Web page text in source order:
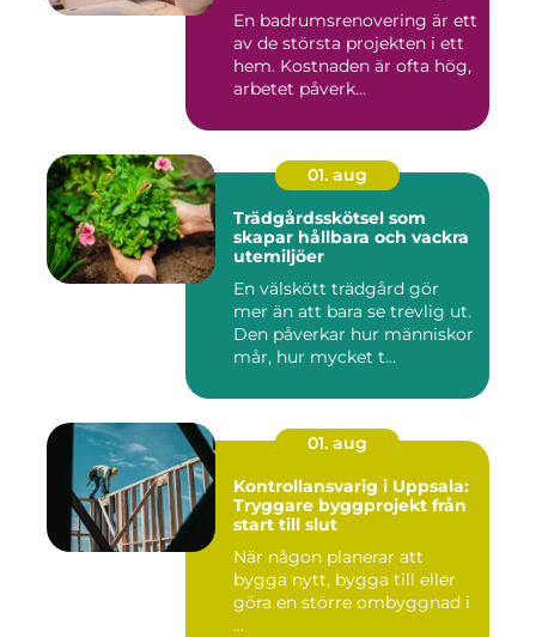
En badrumsrenovering är ett
av de största projekten i ett
hem. Kostnaden är ofta hög,
arbetet påverk...
01. aug
Trädgårdsskötsel som
skapar hållbara och vackra
utemiljöer
En välskött trädgård gör
mer än att bara se trevlig ut.
Den påverkar hur människor
mår, hur mycket t...
01. aug
Kontrollansvarig i Uppsala:
Tryggare byggprojekt från
start till slut
När någon planerar att
bygga nytt, bygga till eller
göra en större ombyggnad i
...